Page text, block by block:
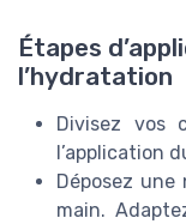
Étapes
l’hydratation
Divisez vos
l’application
Déposez
main.